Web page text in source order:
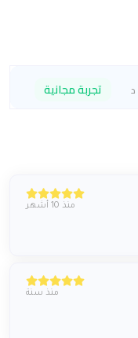
تجربة مجانية
منذ 10 أشهر
منذ سنة